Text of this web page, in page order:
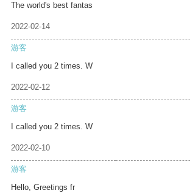
The world's best fantas
2022-02-14
游客
I called you 2 times. W
2022-02-12
游客
I called you 2 times. W
2022-02-10
游客
Hello, Greetings fr